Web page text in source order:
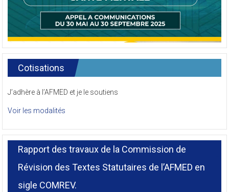
Cotisations
J’adhère à l’AFMED et je le soutiens
Voir les modalités
Rapport des travaux de la Commission de
Révision des Textes Statutaires de l’AFMED en
sigle COMREV.